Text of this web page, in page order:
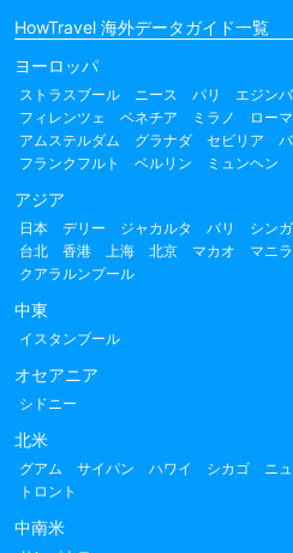
HowTravel 海外データガイド一覧
ヨーロッパ
ストラスブール ニース パリ エジン
フィレンツェ
ベネチア ミラノ ローマ
アムステルダム
グラナダ セビリア
フランクフルト
ベルリン ミュンヘン
アジア
日本 デリー ジャカルタ バリ シン
台北
香港 上海 北京 マカオ マニラ
クアラルンプール
中東
イスタンブール
オセアニア
シドニー
北米
グアム サイパン ハワイ シカゴ ニ
トロント
中南米